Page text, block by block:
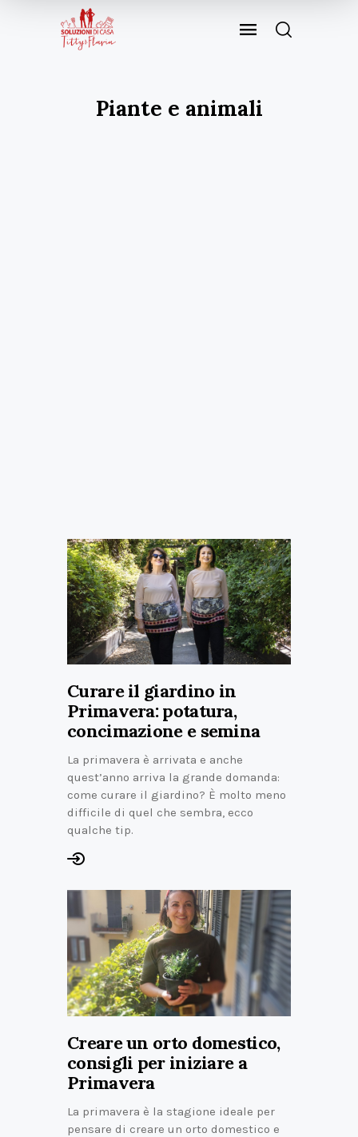
Piante e animali
Curare il giardino in
Primavera: potatura,
concimazione e semina
La primavera è arrivata e anche
quest’anno arriva la grande domanda:
come curare il giardino? È molto meno
difficile di quel che sembra, ecco
qualche tip.
Creare un orto domestico,
consigli per iniziare a
Primavera
La primavera è la stagione ideale per
pensare di creare un orto domestico e